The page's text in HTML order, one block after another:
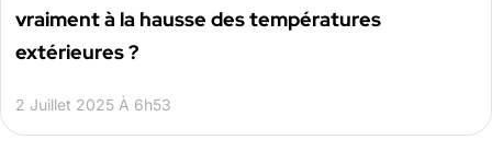
vraiment à la hausse des températures
extérieures ?
2 Juillet 2025 À 6h53